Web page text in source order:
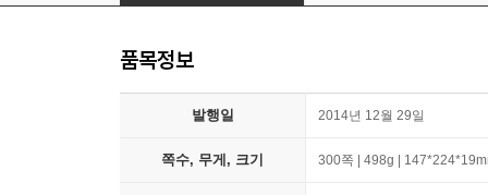
품목정보
발행일 2014년 12월 29일
쪽수, 무게, 크기 300쪽 | 498g |